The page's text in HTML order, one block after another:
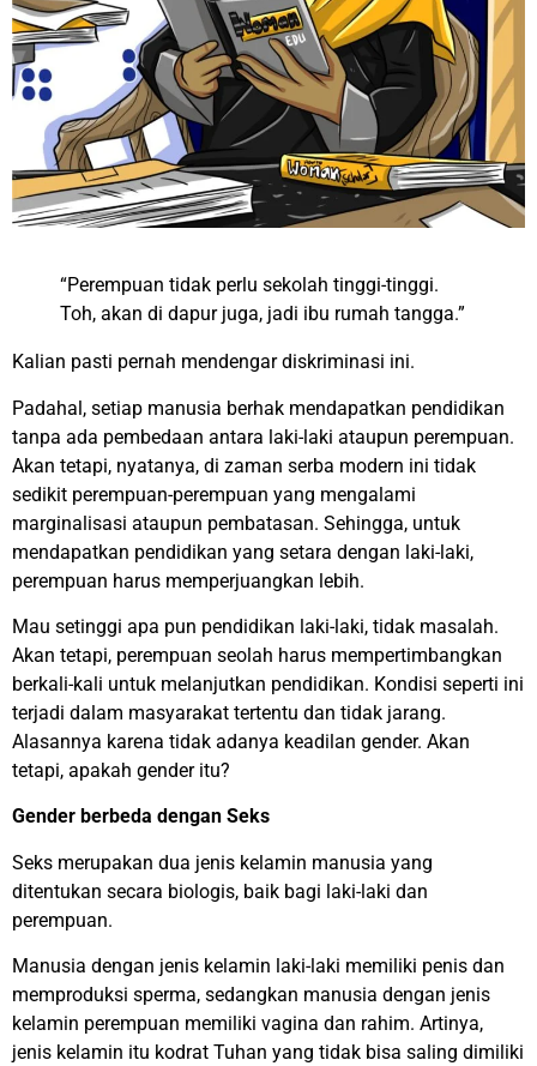
“Perempuan tidak perlu sekolah tinggi-tinggi.
Toh, akan di dapur juga, jadi ibu rumah tangga.”
Kalian pasti pernah mendengar diskriminasi ini.
Padahal, setiap manusia berhak mendapatkan pendidikan
tanpa ada pembedaan antara laki-laki ataupun perempuan.
Akan tetapi, nyatanya, di zaman serba modern ini tidak
sedikit perempuan-perempuan yang mengalami
marginalisasi ataupun pembatasan. Sehingga, untuk
mendapatkan pendidikan yang setara dengan laki-laki,
perempuan harus memperjuangkan lebih.
Mau setinggi apa pun pendidikan laki-laki, tidak masalah.
Akan tetapi, perempuan seolah harus mempertimbangkan
berkali-kali untuk melanjutkan pendidikan. Kondisi seperti ini
terjadi dalam masyarakat tertentu dan tidak jarang.
Alasannya karena tidak adanya keadilan gender. Akan
tetapi, apakah gender itu?
Gender berbeda dengan Seks
Seks merupakan dua jenis kelamin manusia yang
ditentukan secara biologis, baik bagi laki-laki dan
perempuan.
Manusia dengan jenis kelamin laki-laki memiliki penis dan
memproduksi sperma, sedangkan manusia dengan jenis
kelamin perempuan memiliki vagina dan rahim. Artinya,
jenis kelamin itu kodrat Tuhan yang tidak bisa saling dimiliki